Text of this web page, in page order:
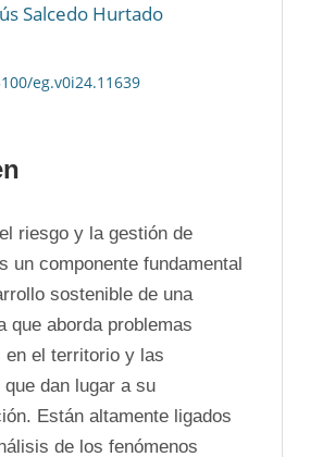
Salcedo Hurtado
eg.v0i24.11639
riesgo y la gestión de
un componente fundamental
sostenible de una
que aborda problemas
en el territorio y las
dan lugar a su
Están altamente ligados
de los fenómenos